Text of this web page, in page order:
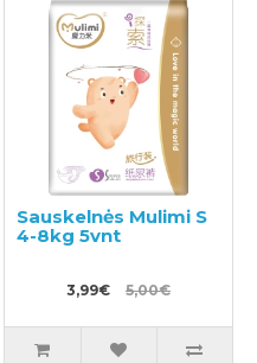
Sauskelnės Mulimi S
4-8kg 5vnt
3,99€ 5,00€